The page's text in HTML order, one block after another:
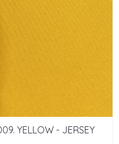
YELLOW - JERSEY